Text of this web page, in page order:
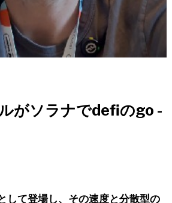
がソラナでdefiのgo -
て登場し、その速度と分散型の